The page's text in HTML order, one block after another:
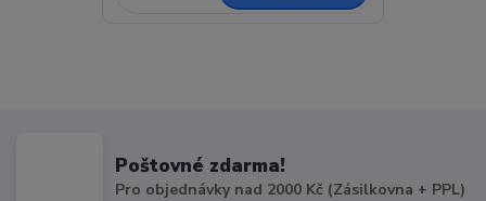
Poštovné zdarma!
Pro objednávky nad 2000 Kč (Zásilkovna + PPL)